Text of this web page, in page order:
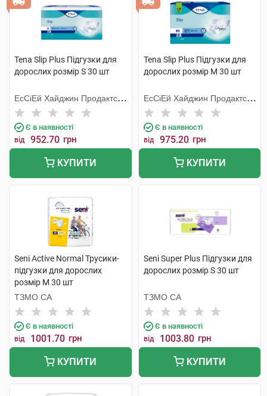
Tena Slip Plus Підгузки для
дорослих розмір S 30 шт
ЕсСіЕй Хайджин Продактс
Хугезанд
Є в наявності
від 952.70 грн
КУПИТИ
Tena Slip Plus Підгузки для
дорослих розмір M 30 шт
ЕсСіЕй Хайджин Продактс
Хугезанд
Є в наявності
від 975.20 грн
КУПИТИ
Seni Active Normal Трусики-
підгузки для дорослих
розмір М 30 шт
ТЗМО СА
Є в наявності
від 1001.70 грн
КУПИТИ
Seni Super Plus Підгузки для
дорослих розмір S 30 шт
ТЗМО СА
Є в наявності
від 1003.80 грн
КУПИТИ